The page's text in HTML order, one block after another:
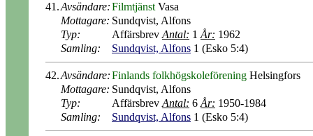
41.Avsändare:Filmtjänst Vasa
Mottagare: Sundqvist, Alfons
Typ:
Affärsbrev Antal: 1 År: 1962
Samling:
Sundqvist, Alfons 1 (Esko 5:4)
42.Avsändare:Finlands folkhögskoleförening Helsingfors
Mottagare: Sundqvist, Alfons
Typ:
Affärsbrev Antal: 6 År: 1950-1984
Samling:
Sundqvist, Alfons 1 (Esko 5:4)